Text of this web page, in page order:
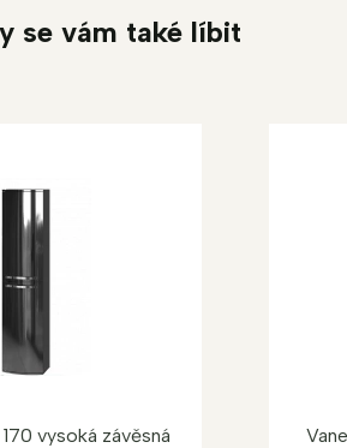
se vám také líbit
vysoká závěsná